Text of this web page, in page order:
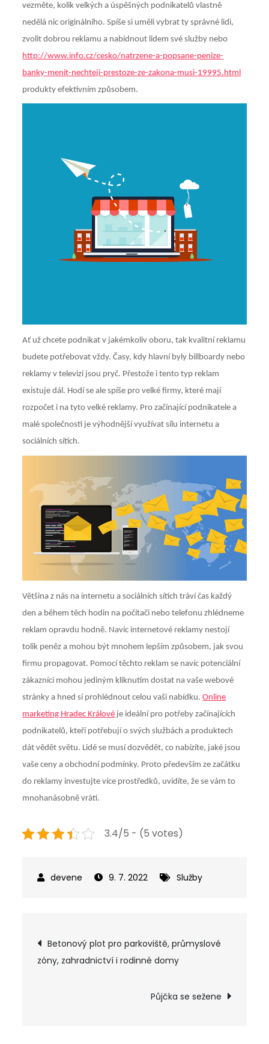
vezměte, kolik velkých a úspěšných podnikatelů vlastně
nedělá nic originálního. Spíše si uměli vybrat ty správné lidi,
zvolit dobrou reklamu a nabídnout lidem své služby nebo
http://www.info.cz/cesko/natrzene-a-popsane-penize-
banky-menit-nechteji-prestoze-ze-zakona-musi-19995.html
produkty efektivním způsobem.
Ať už chcete podnikat v jakémkoliv oboru, tak kvalitní reklamu
budete potřebovat vždy. Časy, kdy hlavní byly billboardy nebo
reklamy v televizi jsou pryč. Přestože i tento typ reklam
existuje dál. Hodí se ale spíše pro velké firmy, které mají
rozpočet i na tyto velké reklamy. Pro začínající podnikatele a
malé společnosti je výhodnější využívat sílu internetu a
sociálních sítích.
Většina z nás na internetu a sociálních sítích tráví čas každý
den a během těch hodin na počítači nebo telefonu zhlédneme
reklam opravdu hodně. Navíc internetové reklamy nestojí
tolik peněz a mohou být mnohem lepším způsobem, jak svou
firmu propagovat. Pomocí těchto reklam se navíc potenciální
zákazníci mohou jediným kliknutím dostat na vaše webové
stránky a hned si prohlédnout celou vaši nabídku.Online
marketing Hradec Králové je ideální pro potřeby začínajících
podnikatelů, kteří potřebují o svých službách a produktech
dát vědět světu. Lidé se musí dozvědět, co nabízíte, jaké jsou
vaše ceny a obchodní podmínky. Proto především ze začátku
do reklamy investujte více prostředků, uvidíte, že se vám to
mnohanásobně vrátí.
3.4/5 - (5 votes)
9. 7. 2022 Služby
Navigace
pro
příspěvek
Betonový plot pro parkoviště, průmyslové
zóny, zahradnictví i rodinné domy
Půjčka se sežene